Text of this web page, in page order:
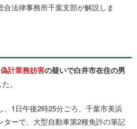
法律事務所千葉支部が解説しま
偽計業務妨害の疑いで白井市在住の男
。
、1日午後2時25分ごろ、千葉市美浜
ターで、大型自動車第2種免許の筆記